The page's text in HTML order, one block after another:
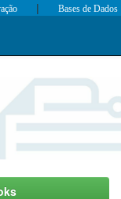
| Bases de Dados